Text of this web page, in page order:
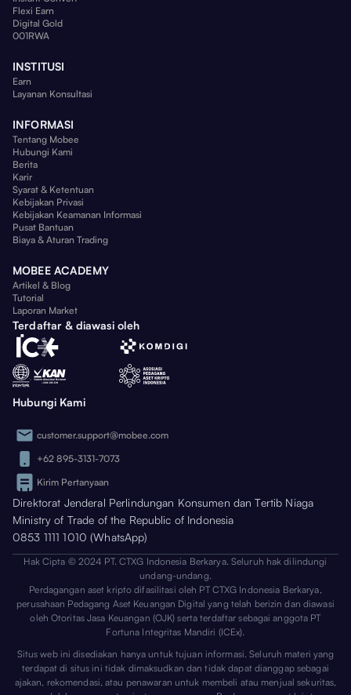
Flexi Earn
Digital Gold
001RWA
INSTITUSI
Earn
Layanan Konsultasi
INFORMASI
Tentang Mobee
Hubungi Kami
Berita
Karir
Syarat & Ketentuan
Kebijakan Privasi
Kebijakan Keamanan Informasi
Pusat Bantuan
Biaya & Aturan Trading
MOBEE ACADEMY
Artikel & Blog
Tutorial
Laporan Market
Terdaftar & diawasi oleh
Hubungi Kami
customer.support@mobee.com
+62 895-3131-7073
Kirim Pertanyaan
Direktorat Jenderal Perlindungan Konsumen dan Tertib Niaga
Ministry of Trade of the Republic of Indonesia
0853 1111 1010 (WhatsApp)
Hak Cipta © 2024 PT. CTXG Indonesia Berkarya. Seluruh hak dilindungi
undang-undang.
Perdagangan aset kripto difasilitasi oleh PT CTXG Indonesia Berkarya,
perusahaan Pedagang Aset Keuangan Digital yang telah berizin dan diawasi
oleh Otoritas Jasa Keuangan (OJK) serta terdaftar sebagai anggota PT
Fortuna Integritas Mandiri (ICEx).
Situs web ini disediakan hanya untuk tujuan informasi. Seluruh materi yang
terdapat di situs ini tidak dimaksudkan dan tidak dapat dianggap sebagai
ajakan, rekomendasi, atau penawaran untuk membeli atau menjual sekuritas,